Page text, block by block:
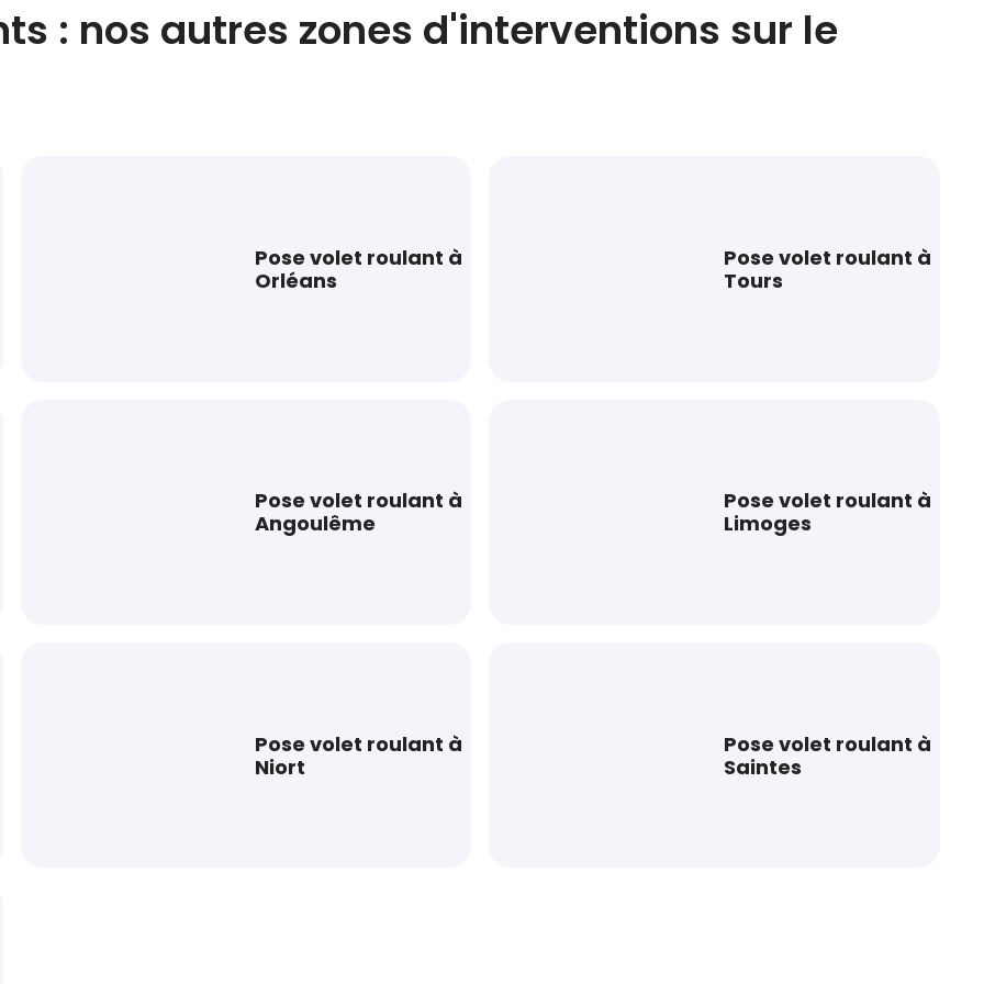
: nos autres zones d'interventions sur le
Pose volet roulant à
Orléans
Pose volet roulant à
Tours
Pose volet roulant à
Angoulême
Pose volet roulant à
Limoges
Pose volet roulant à
Niort
Pose volet roulant à
Saintes